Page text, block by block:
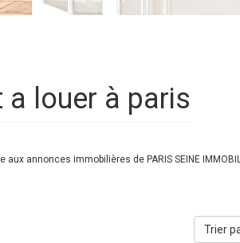
a louer à paris
annonces immobilières de PARIS SEINE
Trier